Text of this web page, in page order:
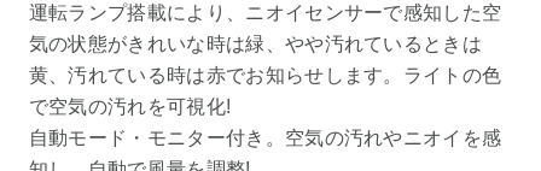
運転ランプ搭載により、ニオイセンサーで感知した空
気の状態がきれいな時は緑、やや汚れているときは
黄、汚れている時は赤でお知らせします。ライトの色
で空気の汚れを可視化!
自動モード・モニター付き。空気の汚れやニオイを感